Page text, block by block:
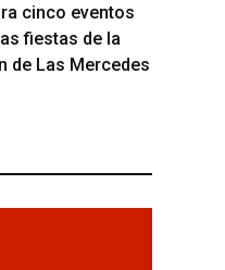
cinco eventos
fiestas de la
de Las Mercedes